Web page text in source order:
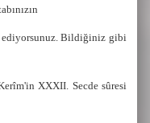
ediyorsunuz. Bildiğiniz gibi
XXXII. Secde sûresi